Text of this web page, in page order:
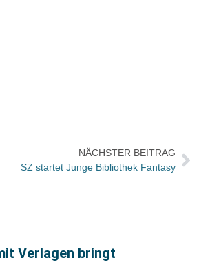
NÄCHSTER BEITRAG
SZ startet Junge Bibliothek Fantasy
Verlagen bringt